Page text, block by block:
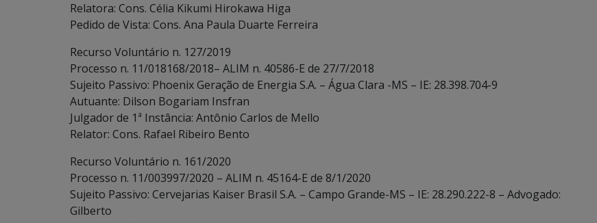
Relatora: Cons. Célia Kikumi Hirokawa Higa
Pedido de Vista: Cons. Ana Paula Duarte Ferreira
Recurso Voluntário n. 127/2019
Processo n. 11/018168/2018– ALIM n. 40586-E de 27/7/2018
Sujeito Passivo: Phoenix Geração de Energia S.A. – Água Clara -MS – IE: 28.398.704-9
Autuante: Dilson Bogariam Insfran
Julgador de 1ª Instância: Antônio Carlos de Mello
Relator: Cons. Rafael Ribeiro Bento
Recurso Voluntário n. 161/2020
Processo n. 11/003997/2020 – ALIM n. 45164-E de 8/1/2020
Sujeito Passivo: Cervejarias Kaiser Brasil S.A. – Campo Grande-MS – IE: 28.290.222-8 – Advogado:
Gilberto